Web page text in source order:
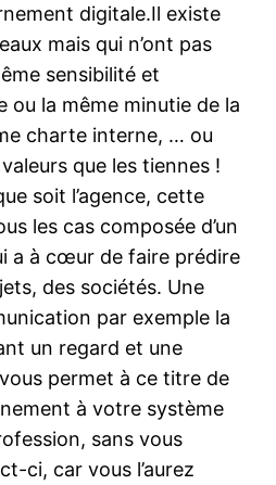
digitale.Il existe
mais qui n’ont pas
sensibilité et
ou la même minutie de la
charte interne, … ou
que les tiennes !
soit l’agence, cette
les cas composée d’un
a à cœur de faire prédire
des sociétés. Une
par exemple la
un regard et une
permet à ce titre de
à votre système
sans vous
ci, car vous l’aurez